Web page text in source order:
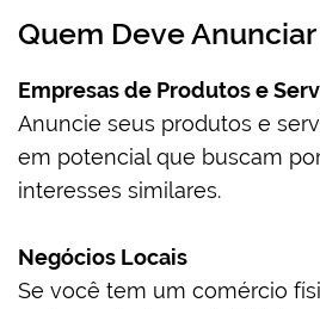
Quem Deve
Empresas de Produtos e
Anuncie seus produtos e
em potencial que buscam
interesses similares.
Negócios Locais
Se você tem um comércio